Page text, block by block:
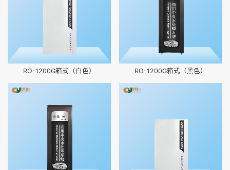
RO-1200G箱式（白色） RO-1200G箱式（黑色）